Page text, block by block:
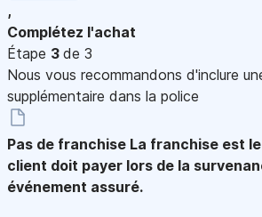
,
Complétez l'achat
Étape 3 de 3
Nous vous recommandons d'inclure
supplémentaire dans la police
Pas de franchise La franchise est
client doit payer lors de la
événement assuré.